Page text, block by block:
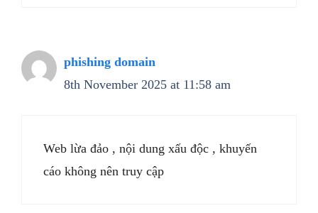
phishing domain
8th November 2025 at 11:58 am
Web lừa đảo , nội dung xấu độc , khuyến
cáo không nên truy cập